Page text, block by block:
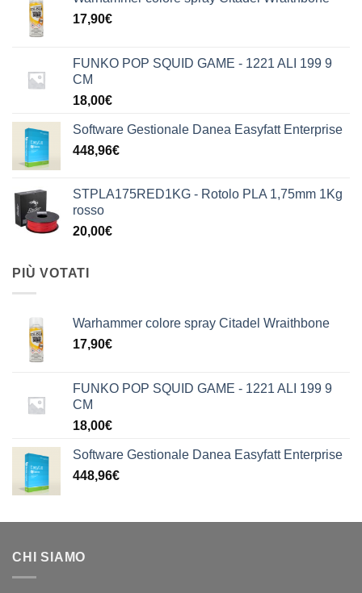
17,90€
FUNKO POP SQUID GAME - 1221 ALI 199 9
CM
18,00€
Software Gestionale Danea Easyfatt Enterprise
448,96€
STPLA175RED1KG - Rotolo PLA 1,75mm 1Kg
rosso
20,00€
PIÙ VOTATI
Warhammer colore spray Citadel Wraithbone
17,90€
FUNKO POP SQUID GAME - 1221 ALI 199 9
CM
18,00€
Software Gestionale Danea Easyfatt Enterprise
448,96€
CHI SIAMO